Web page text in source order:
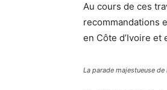
Au cours de ces
recommandations
en Côte d’Ivoire et
La parade majestueuse